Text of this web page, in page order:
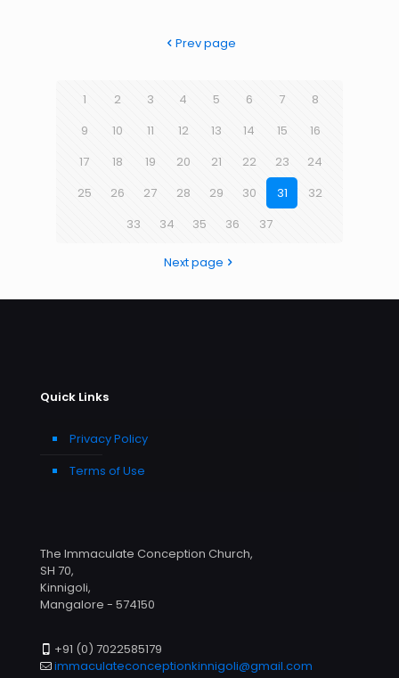
Prev page
1 2 3 4 5 6 7
8
9
10 11 12 13 14 15
16
17
18 19 20 21 22 23
24
25
26 27 28 29 30 31
32
33
34 35 36 37
Next page
Quick Links
Privacy Policy
Terms of Use
The Immaculate Conception Church,
SH 70,
Kinnigoli,
Mangalore - 574150
+91 (0) 7022585179
immaculateconceptionkinnigoli@gmail.com